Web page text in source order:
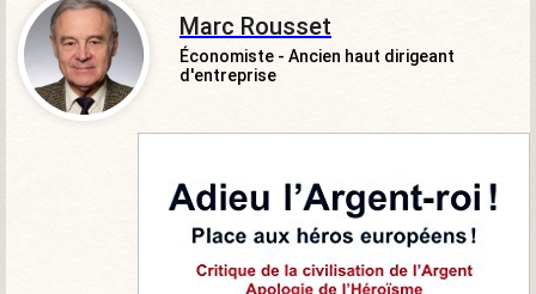
Marc Rousset
Économiste - Ancien haut dirigeant
d'entreprise